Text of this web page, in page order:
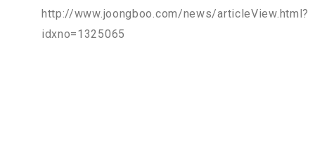
http://www.joongboo.com/news/articleView.html?
idxno=1325065